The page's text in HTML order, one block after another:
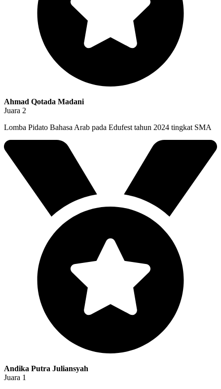
Ahmad Qotada Madani
Juara 2
Lomba Pidato Bahasa Arab pada Edufest tahun 2024 tingkat SMA
Andika Putra Juliansyah
Juara 1